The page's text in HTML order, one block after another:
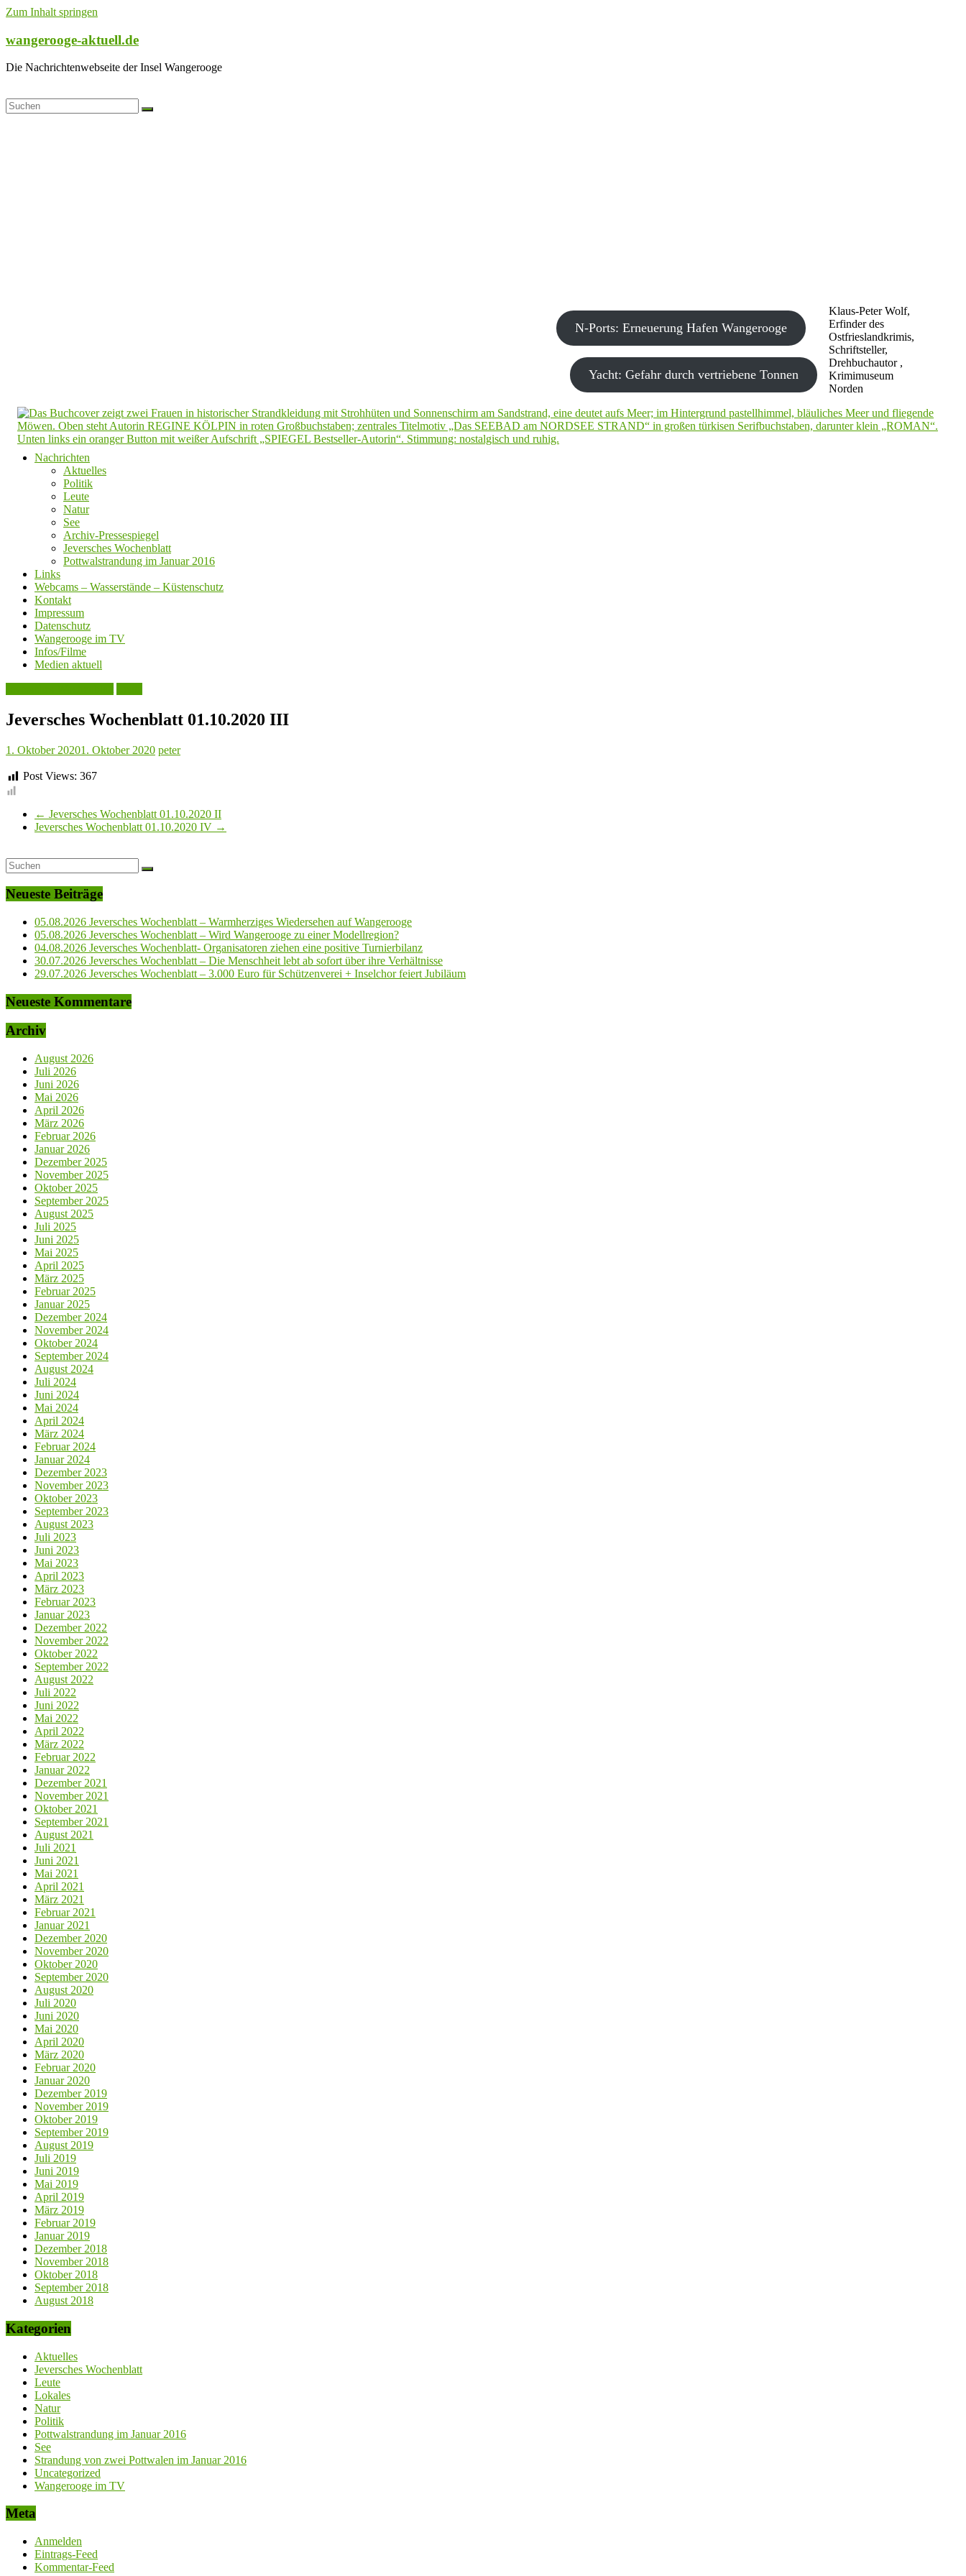
Zum Inhalt springen
wangerooge-aktuell.de
Die Nachrichtenwebseite der Insel Wangerooge
Klaus-Peter Wolf,
Erfinder des
Ostfrieslandkrimis,
Schriftsteller,
Drehbuchautor ,
Krimimuseum
Norden
N-Ports: Erneuerung Hafen Wangerooge
Yacht: Gefahr durch vertriebene Tonnen
Nachrichten
Aktuelles
Politik
Leute
Natur
See
Archiv-Pressespiegel
Jeversches Wochenblatt
Pottwalstrandung im Januar 2016
Links
Webcams – Wasserstände – Küstenschutz
Kontakt
Impressum
Datenschutz
Wangerooge im TV
Infos/Filme
Medien aktuell
Jeversches Wochenblatt 01.10.2020 III
1. Oktober 20201. Oktober 2020 peter
Post Views: 367
← Jeversches Wochenblatt 01.10.2020 II
Jeversches Wochenblatt 01.10.2020 IV →
Neueste Beiträge
05.08.2026 Jeversches Wochenblatt – Warmherziges Wiedersehen auf Wangerooge
05.08.2026 Jeversches Wochenblatt – Wird Wangerooge zu einer Modellregion?
04.08.2026 Jeversches Wochenblatt- Organisatoren ziehen eine positive Turnierbilanz
30.07.2026 Jeversches Wochenblatt – Die Menschheit lebt ab sofort über ihre Verhältnisse
29.07.2026 Jeversches Wochenblatt – 3.000 Euro für Schützenverei + Inselchor feiert Jubiläum
Neueste Kommentare
Archiv
August 2026
Juli 2026
Juni 2026
Mai 2026
April 2026
März 2026
Februar 2026
Januar 2026
Dezember 2025
November 2025
Oktober 2025
September 2025
August 2025
Juli 2025
Juni 2025
Mai 2025
April 2025
März 2025
Februar 2025
Januar 2025
Dezember 2024
November 2024
Oktober 2024
September 2024
August 2024
Juli 2024
Juni 2024
Mai 2024
April 2024
März 2024
Februar 2024
Januar 2024
Dezember 2023
November 2023
Oktober 2023
September 2023
August 2023
Juli 2023
Juni 2023
Mai 2023
April 2023
März 2023
Februar 2023
Januar 2023
Dezember 2022
November 2022
Oktober 2022
September 2022
August 2022
Juli 2022
Juni 2022
Mai 2022
April 2022
März 2022
Februar 2022
Januar 2022
Dezember 2021
November 2021
Oktober 2021
September 2021
August 2021
Juli 2021
Juni 2021
Mai 2021
April 2021
März 2021
Februar 2021
Januar 2021
Dezember 2020
November 2020
Oktober 2020
September 2020
August 2020
Juli 2020
Juni 2020
Mai 2020
April 2020
März 2020
Februar 2020
Januar 2020
Dezember 2019
November 2019
Oktober 2019
September 2019
August 2019
Juli 2019
Juni 2019
Mai 2019
April 2019
März 2019
Februar 2019
Januar 2019
Dezember 2018
November 2018
Oktober 2018
September 2018
August 2018
Kategorien
Aktuelles
Jeversches Wochenblatt
Leute
Lokales
Natur
Politik
Pottwalstrandung im Januar 2016
See
Strandung von zwei Pottwalen im Januar 2016
Uncategorized
Wangerooge im TV
Meta
Anmelden
Eintrags-Feed
Kommentar-Feed